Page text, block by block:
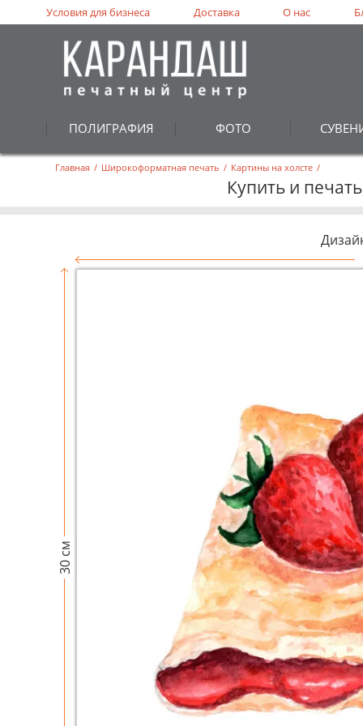
ПОЛИГРАФИЯ ФОТО
Условия для бизнеса Доставка О нас
Главная / Широкоформатная печать / Картины на холсте /
Купить и
30 см